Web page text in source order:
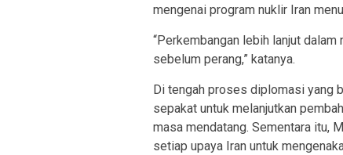
mengenai program nuklir Iran
“Perkembangan lebih lanjut
sebelum perang,” katanya.
Di tengah proses diplomasi yang
sepakat untuk melanjutkan
masa mendatang. Sementara itu,
setiap upaya Iran untuk